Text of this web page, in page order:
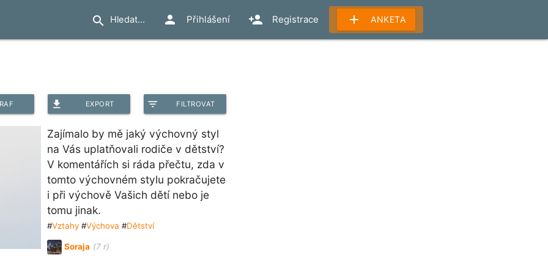
search person Přihlášení person_add Registrace add ANKETA
file_download EXPORT filter_list FILTROVAT
Zajímalo by mě jaký výchovný styl
na Vás uplatňovali rodiče v dětství?
V komentářích si ráda přečtu, zda v
tomto výchovném stylu pokračujete
i při výchově Vašich dětí nebo je
tomu jinak.
#Vztahy #Výchova #Dětství
Soraja (7 r)